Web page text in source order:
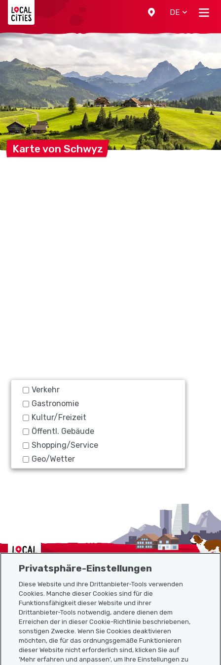
DE
Karte von Schwyz
Verkehr
Gastronomie
Kultur/Freizeit
Öffentl. Gebäude
Shopping/Service
Geo/Wetter
Localcities
Sitemap
Nützliche Links
Localcities App herunterladen
Privatsphäre-Einstellungen
Diese Website und ihre Drittanbieter-Tools verwenden
Cookies. Manche dieser Cookies sind für die
Funktionsfähigkeit dieser Website und ihrer
Drittanbieter-Tools notwendig, andere dienen dem
Erreichen der in dieser Cookie-Richtlinie beschriebenen,
sonstigen Zwecke. Wenn Sie Cookies deaktivieren
möchten, die für das ordnungsgemäße Funktionieren
dieser Website nicht erforderlich sind, klicken Sie auf
'Mehr erfahren und anpassen', um Ihre Einstellungen zu